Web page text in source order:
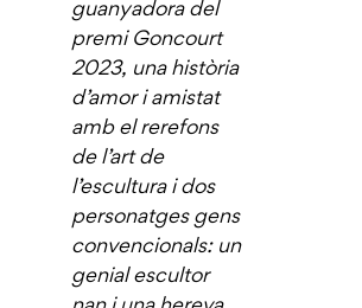
guanyadora del
premi Goncourt
2023, una història
d’amor i amistat
amb el rerefons
de l’art de
l’escultura i dos
personatges gens
convencionals: un
genial escultor